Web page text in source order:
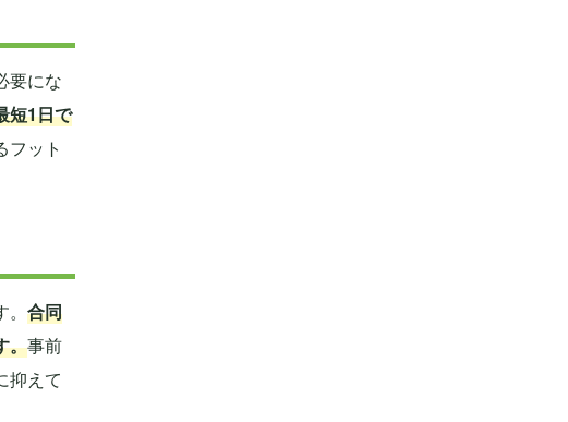
要にな
短1日で
フット
合同
。事前
抑えて